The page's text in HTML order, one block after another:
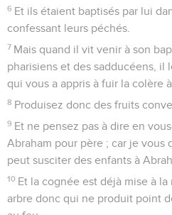
6 Et ils étaient baptisés par lui
confessant leurs péchés.
7 Mais quand il vit venir à son
pharisiens et des sadducéens, il
qui vous a appris à fuir la colère
8 Produisez donc des fruits
9 Et ne pensez pas à dire en
Abraham pour père ; car je vous
peut susciter des enfants à
10 Et la cognée est déjà mise à
arbre donc qui ne produit point